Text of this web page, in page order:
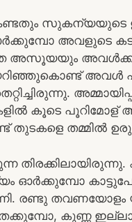
സുകന്യയുടെ
അവളുടെ
അസൂയയും
അവൾ
കൂടെ പൂറിമോള്
തുടകളെ തമ്മിൽ
ഓർക്കുമ്പോ
രണ്ടു
കുണ്ണ